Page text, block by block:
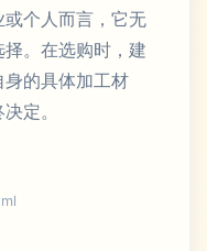
个人而言，它无
。在选购时，建
的具体加工材
定。